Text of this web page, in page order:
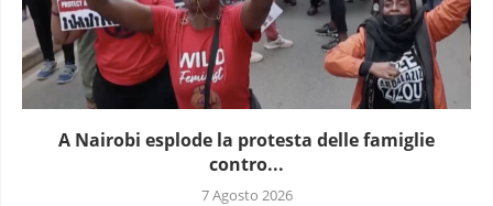
A Nairobi esplode la protesta delle famiglie
contro...
7 Agosto 2026